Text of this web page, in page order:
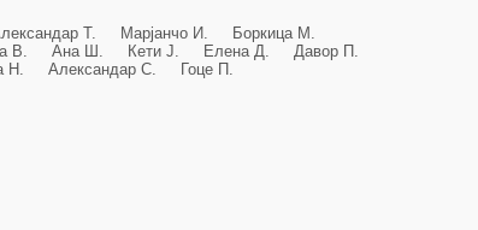
Т. Марјанчо И. Боркица М.
В. Ана Ш. Кети Ј. Елена Д. Давор П.
Александар С. Гоце П.